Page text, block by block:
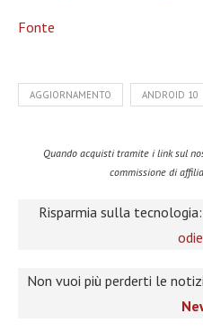
Fonte
AGGIORNAMENTO ANDROID 10
Quando acquisti tramite i link sul
commissione di
Risparmia sulla
Non vuoi più perderti le